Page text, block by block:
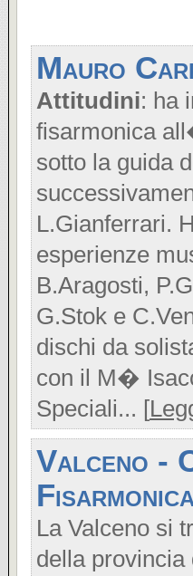
Mauro
Attitudini: ha
fisarmonica
sotto la guida
L.Gianferrari.
esperienze
B.Aragosti,
G.Stok e
dischi da
con il M�
Speciali... [
Valceno -
La Valceno si
della